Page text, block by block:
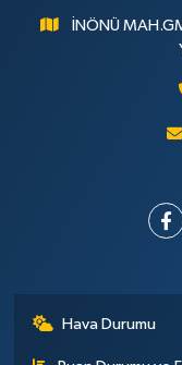
İNÖNÜ
Hava Durumu